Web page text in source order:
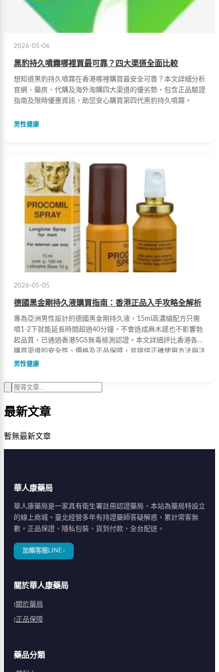
2026-05-06
黑豹持久噴霧哪裡買最可靠？四大渠道全面比較
想知道黑豹持久噴霧在香港哪裡購買最安全可靠？本文詳細分析
官網、藥房、代購及海外淘購四大渠道的優劣勢，包含正品驗證
指南及限時優惠資訊，助您安心購買第四代黑豹持久噴霧。
男性健康
2026-05-05
德國黑金剛持久液購買指南：香港正品入手攻略全解析
專為亞洲男性設計的德國黑金剛持久液，15ml高濃縮配方只需
噴1-2下就能延長時間超過40分鐘，不會造成麻木感也不影響勃
起品質，已通過香港SGS無毒檢測認證。本文詳細評比香港各種
購買渠道的安全性、價格及正品保障，並提供正確使用方法與注
意事項，助您避開假貨風險。
男性健康
最新文章
暫無最新文章
華人康藥局
華人康藥局是一家具有衛生署註冊認證藥局，本站為藥局特設立
的線上商城。臺北經營多年有持證藥師答疑解惑，累計常客無
數。正品保證、隱私包裝、貨到付款、全台配送。
加賴客服LINE ›
關於華人康藥局
關於藥局
正品保障
藥品分類